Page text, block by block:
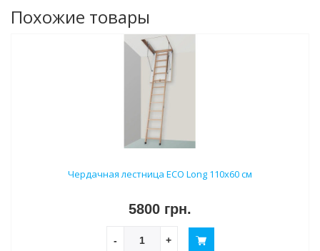
Похожие товары
Чердачная лестница ECO Long 110х60 см
5800 грн.
- +